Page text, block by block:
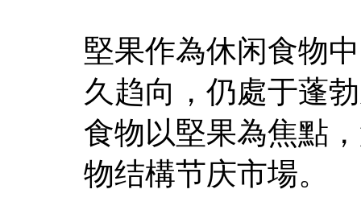
堅果作為休闲食物
久趋向，仍處于蓬
食物以堅果為焦點
物结構节庆市場。